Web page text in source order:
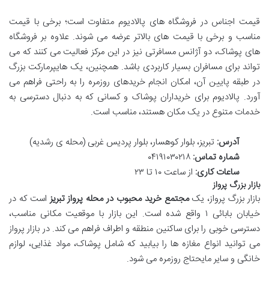
قیمت اجناس در فروشگاه های پالادیوم متفاوت است؛ برخی با قیمت
مناسب و برخی با قیمت های بالاتر عرضه می شوند. علاوه بر فروشگاه
های پوشاک، دو آژانس مسافرتی نیز در این مرکز فعالیت می کنند که می
تواند برای مسافران بسیار کاربردی باشد. همچنین، یک هایپرمارکت بزرگ
در طبقه پایین آن، امکان انجام خریدهای روزمره را به راحتی فراهم می
آورد. پالادیوم برای خریداران پوشاک و کسانی که به دنبال دسترسی به
خدمات متنوع در یک مکان هستند، مناسب است.
آدرس: تبریز، بلوار کوهسار، بلوار پردیس غربی (محله ی رشدیه)
شماره تماس:
ساعات کاری: از ساعت ۱۰ تا ۲۳
بازار بزرگ پرواز
بازار بزرگ پرواز، یکمجتمع خرید محبوب در محله پرواز تبریزاست که در
خیابان بابائی ۱ واقع شده است. این بازار با موقعیت مکانی مناسب،
دسترسی خوبی را برای ساکنین منطقه و اطراف فراهم می کند. در بازار پرواز
می توانید انواع مغازه ها را بیابید که شامل پوشاک، مواد غذایی، لوازم
خانگی و سایر مایحتاج روزمره می شود.